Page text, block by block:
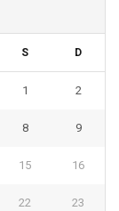
S D
1 2
8 9
15 16
22 23